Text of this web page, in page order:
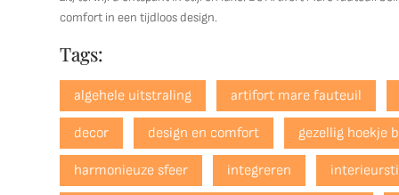
comfort in een tijdloos design.
Tags:
algehele uitstraling artifort mare fauteuil
decor design en comfort gezellig hoekje
harmonieuze sfeer integreren